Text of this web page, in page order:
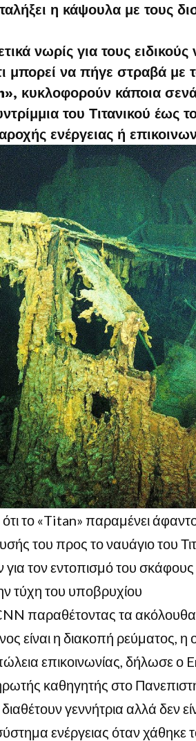
η κάψουλα με τους
νωρίς για τους
μπορεί να πήγε στραβά με
κυκλοφορούν κάποια
του Τιτανικού έως
ενέργειας ή
ότι το «Titan» παραμένει
του προς το ναυάγιο του
τον εντοπισμό του σκάφους
τύχη του υποβρυχίου
παραθέτοντας τα
είναι η διακοπή ρεύματος,
επικοινωνίας, δήλωσε ο
καθηγητής στο
γεννήτρια αλλά δεν
ενέργειας όταν χάθηκε